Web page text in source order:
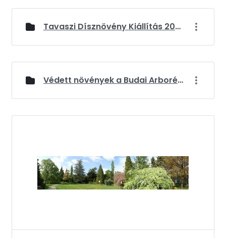
Tavaszi Dísznövény Kiállítás 2026
Védett növények a Budai Arborétumban